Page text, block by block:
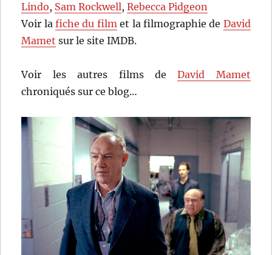
Lindo, Sam Rockwell,Rebecca Pidgeon
Voir lafiche du filmet la filmographie de David
Mamet sur le site IMDB.
Voir les autres films deDavid Mamet
chroniqués sur ce blog…